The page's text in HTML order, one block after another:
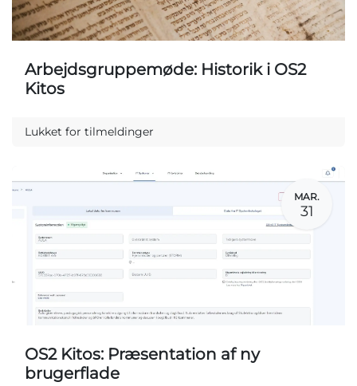
Arbejdsgruppemøde: Historik i OS2
Kitos
Lukket for tilmeldinger
MAR.
31
OS2 Kitos: Præsentation af ny
brugerflade